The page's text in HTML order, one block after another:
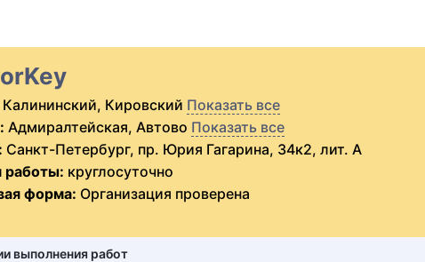
Калининский, Кировский Показать все
Адмиралтейская, Автово Показать все
Санкт-Петербург, пр. Юрия Гагарина, 34к2, лит. А
круглосуточно
форма: Организация проверена
выполнения работ